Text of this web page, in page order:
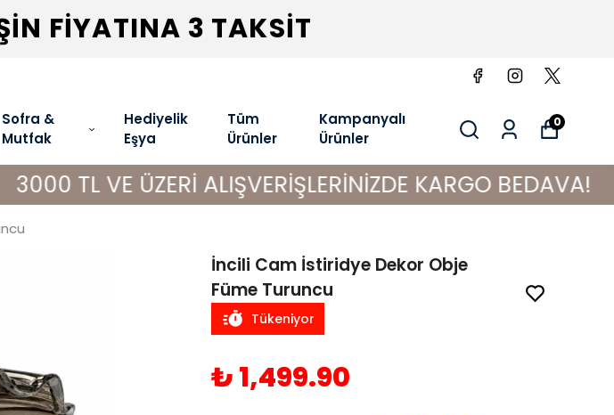
FİYATINA 3 TAKSİT
Sofra &
Mutfak
Hediyelik
Eşya
Tüm
Ürünler
Kampanyalı
Ürünler
0
ÜZERİ ALIŞVERİŞLERİNİZDE KARGO BEDAVA!
İncili Cam İstiridye Dekor Obje
Füme Turuncu
Tükeniyor
₺ 1,499.90